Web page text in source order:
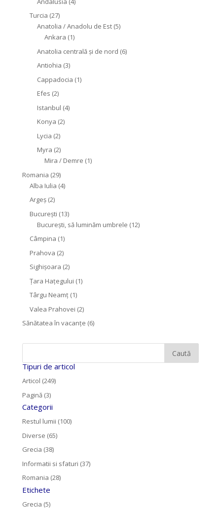
Turcia (27)
Anatolia / Anadolu de Est(5)
Ankara (1)
Anatolia centrală și de nord (6)
Antiohia (3)
Cappadocia (1)
Efes (2)
Istanbul (4)
Konya (2)
Lycia (2)
Myra (2)
Mira / Demre (1)
Romania (29)
Alba Iulia (4)
Argeș(2)
București (13)
București, să luminăm umbrele (12)
Câmpina (1)
Prahova (2)
Sighişoara (2)
Țara Hațegului (1)
Târgu Neamţ(1)
Valea Prahovei (2)
Sănătatea în vacanțe (6)
Tipuri de articol
Articol (249)
Pagină (3)
Categorii
Restul lumii (100)
Diverse (65)
Grecia (38)
Informatii si sfaturi (37)
Romania (28)
Etichete
Grecia (5)